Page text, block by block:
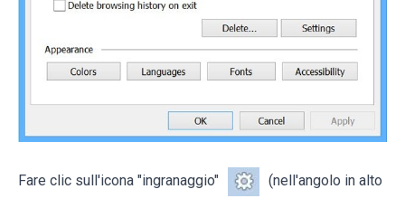
Fare clic sull'icona "ingranaggio" (nell'angolo in alto